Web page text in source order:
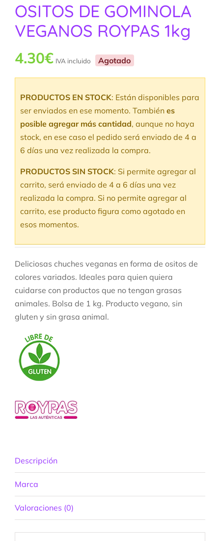
OSITOS DE GOMINOLA
VEGANOS ROYPAS 1kg
4.30€ IVA incluido Agotado
PRODUCTOS EN STOCK: Están disponibles para
ser enviados en ese momento. También es
posible agregar más cantidad, aunque no haya
stock, en ese caso el pedido será enviado de 4 a
6 días una vez realizada la compra.
PRODUCTOS SIN STOCK: Si permite agregar al
carrito, será enviado de 4 a 6 días una vez
realizada la compra. Si no permite agregar al
carrito, ese producto figura como agotado en
esos momentos.
Deliciosas chuches veganas en forma de ositos de
colores variados. Ideales para quien quiera
cuidarse con productos que no tengan grasas
animales. Bolsa de 1 kg. Producto vegano, sin
gluten y sin grasa animal.
Descripción
Marca
Valoraciones (0)